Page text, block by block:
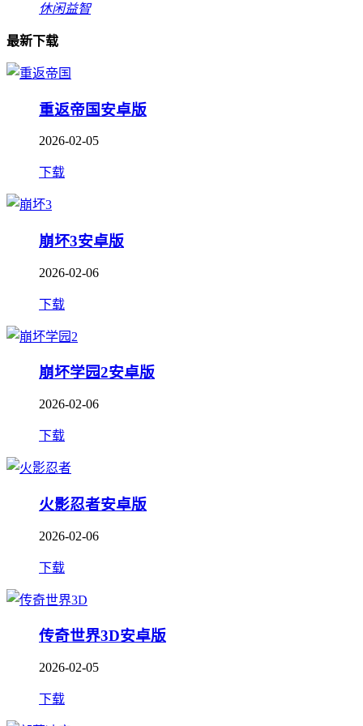
休闲益智
最新下载
重返帝国安卓版
2026-02-05
下载
崩坏3安卓版
2026-02-06
下载
崩坏学园2安卓版
2026-02-06
下载
火影忍者安卓版
2026-02-06
下载
传奇世界3D安卓版
2026-02-05
下载